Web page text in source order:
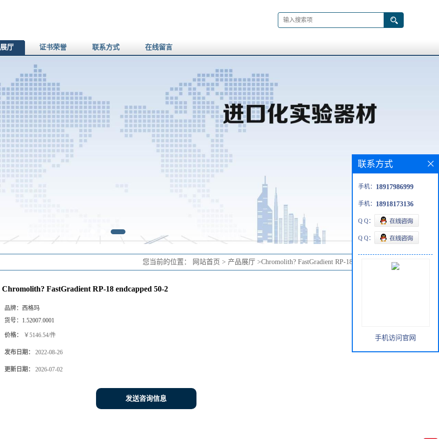
厅 证书荣誉 联系方式 在线留言
您当前的位置： 网站首页 > 产品展厅 >Chromolith? FastGradient RP-18 endcapped 50-2
Chromolith? FastGradient RP-18 endcapped 50-2
品牌： 西格玛
货号： 1.52007.0001
价格： ￥5146.54/件
发布日期： 2022-08-26
更新日期： 2026-07-02
发送咨询信息
联系方式
手机： 18917986999
手机： 18918173136
Q Q：
Q Q：
手机访问官网